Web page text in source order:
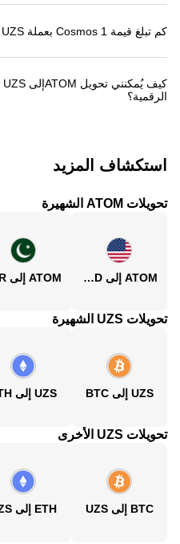
كم تبلغ قيمة 1 ‏Cosmos بعملة ‏UZS اليوم؟
الرقمية؟
استكشاف المزيد
تحويلات ATOM الشهيرة
ATOM إلى USD
تحويلات UZS الشهيرة
UZS إلى BTC UZS إلى ETH
تحويلات UZS الأخرى
BTC إلى UZS ETH إلى UZS